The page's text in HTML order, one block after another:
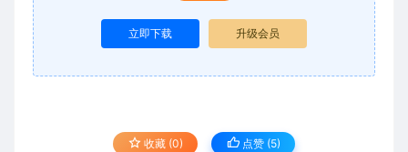
立即下载 升级会员
收藏 (0) 点赞 (5)